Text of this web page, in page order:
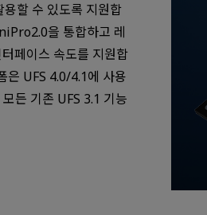
할 수 있도록 지원합
을 통합하고 레
페이스 속도를 지원합
은 UFS 4.0/4.1에 사용
든 기존 UFS 3.1 기능